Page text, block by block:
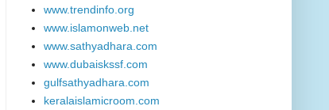
www.trendinfo.org
www.islamonweb.net
www.sathyadhara.com
www.dubaiskssf.com
gulfsathyadhara.com
keralaislamicroom.com